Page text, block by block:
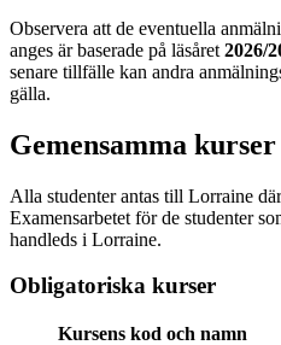
Observera att de eventuella
anges är baserade på läsåret 2026/
senare tillfälle kan andra
gälla.
Gemensamma kurser
Alla studenter antas till Lorraine
Examensarbetet för de studenter
handleds i Lorraine.
Obligatoriska kurser
Kursens kod och namn